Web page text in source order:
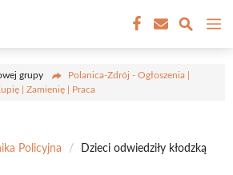
grupy
Polanica-Zdrój - Ogłoszenia |
| Zamienię | Praca
Policyjna /
Dzieci odwiedziły kłodzką